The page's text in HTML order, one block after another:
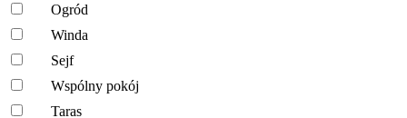
Ogród
Winda
Sejf
Wspólny pokój
Taras